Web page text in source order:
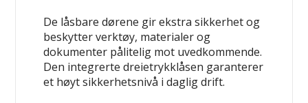
De låsbare dørene gir ekstra sikkerhet og
beskytter verktøy, materialer og
dokumenter pålitelig mot uvedkommende.
Den integrerte dreietrykklåsen garanterer
et høyt sikkerhetsnivå i daglig drift.